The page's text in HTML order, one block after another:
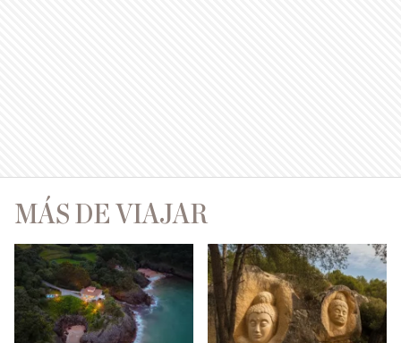
MÁS DE VIAJAR